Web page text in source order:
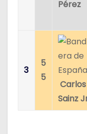
Pérez
3
5
5
Carlos
Sainz